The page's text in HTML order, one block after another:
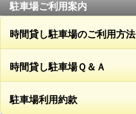
駐車場ご利用案内
時間貸し駐車場のご利用方法
時間貸し駐車場Ｑ＆Ａ
駐車場利用約款